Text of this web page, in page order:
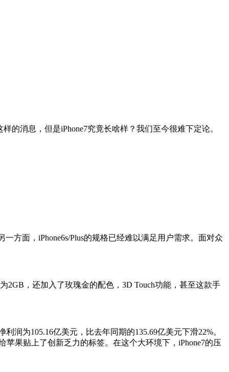
的消息，但是iPhone7究竟长啥样？我们至今很难下定论。
方面，iPhone6s/Plus的规格已经难以满足用户需求。面对众
2GB，还加入了玫瑰金的配色，3D Touch功能，甚至这款手
润为105.16亿美元，比去年同期的135.69亿美元下滑22%。
苹果贴上了创新乏力的标签。在这个大环境下，iPhone7的压